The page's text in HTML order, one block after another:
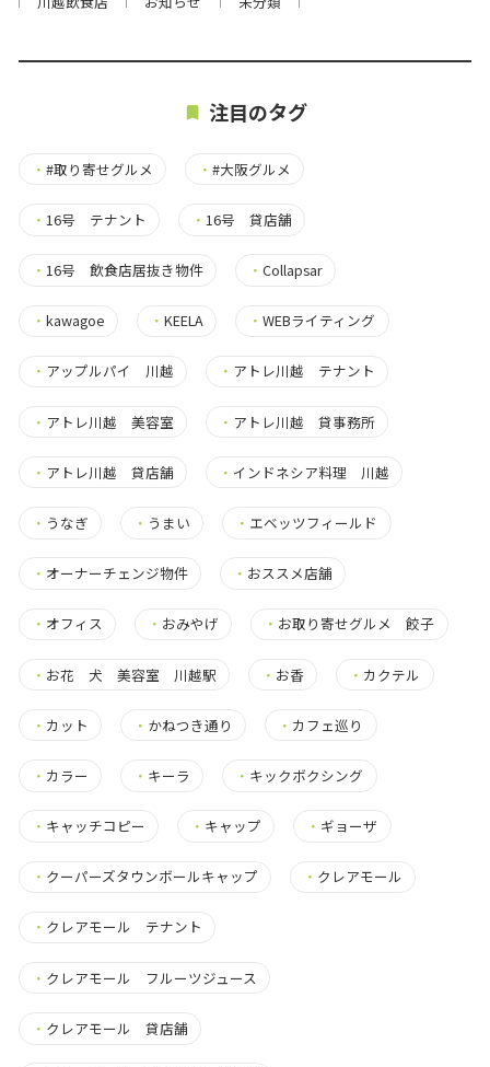
注目のタグ
・ #取り寄せグルメ ・#大阪グルメ
・ 16号 テナント ・16号 貸店舗
・ 16号 飲食店居抜き物件 ・Collapsar
・ kawagoe ・KEELA ・WEBライティング
・ アップルパイ 川越 ・ アトレ川越 テナント
・ アトレ川越 美容室 ・ アトレ川越 貸事務所
・ アトレ川越 貸店舗 ・ インドネシア料理 川越
・ うなぎ ・ うまい ・ エベッツフィールド
・ オーナーチェンジ物件 ・ おススメ店舗
・ オフィス ・ おみやげ ・ お取り寄せグルメ 餃子
・ お花 犬 美容室 川越駅 ・ お香 ・ カクテル
・ カット ・ かねつき通り ・ カフェ巡り
・ カラー ・ キーラ ・ キックボクシング
・ キャッチコピー ・ キャップ ・ ギョーザ
・ クーパーズタウンボールキャップ ・ クレアモール
・ クレアモール テナント
・ クレアモール フルーツジュース
・ クレアモール 貸店舗